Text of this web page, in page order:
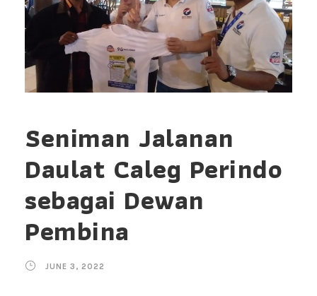
Seniman Jalanan
Daulat Caleg Perindo
sebagai Dewan
Pembina
JUNE 3, 2022